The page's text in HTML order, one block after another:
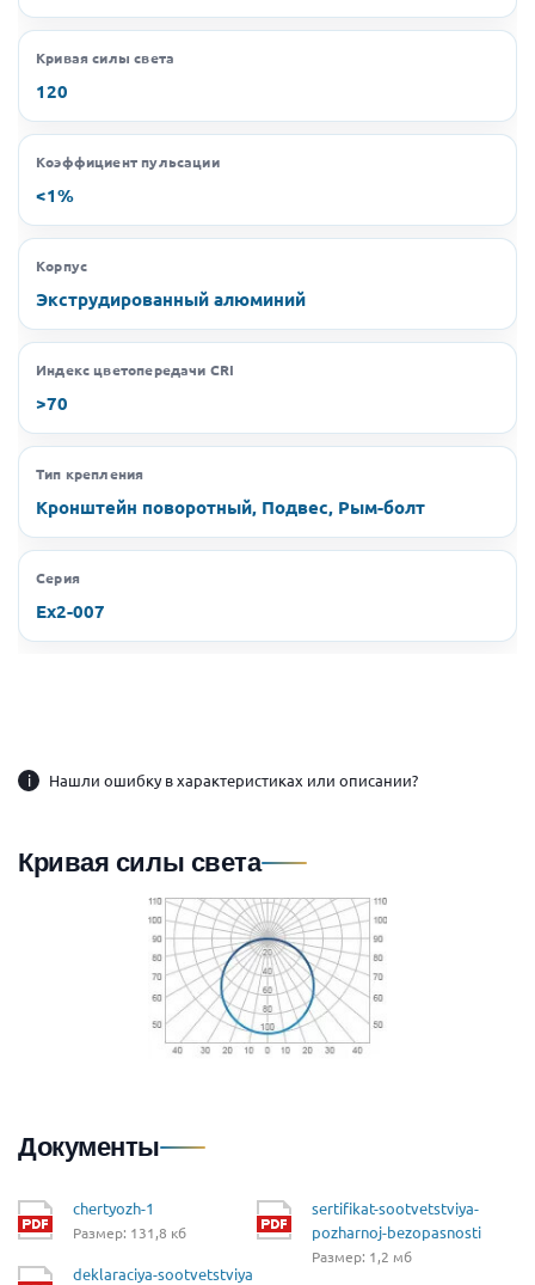
Кривая силы света
120
Коэффициент пульсации
<1%
Корпус
Экструдированный алюминий
Индекс цветопередачи CRI
>70
Тип крепления
Кронштейн поворотный, Подвес, Рым-болт
Серия
Ex2-007
i Нашли ошибку в характеристиках или описании?
Кривая силы света
Документы
chertyozh-1
Размер: 131,8 кб
deklaraciya-sootvetstviya
sertifikat-sootvetstviya-
pozharnoj-bezopasnosti
Размер: 1,2 мб